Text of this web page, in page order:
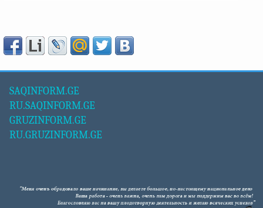
SAQINFORM.GE
RU.SAQINFORM.GE
GRUZINFORM.GE
RU.GRUZINFORM.GE